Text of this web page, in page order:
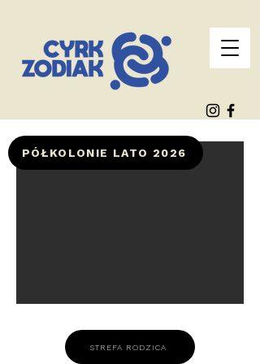
PÓŁKOLONIE LATO 2026
STREFA RODZICA